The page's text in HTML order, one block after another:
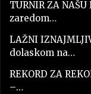
TURNIR ZA
zaredom…
LAŽNI
dolaskom na…
REKORD ZA
–…